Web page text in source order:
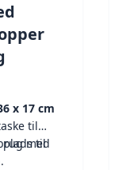
x 17 cm
til
med
plads til